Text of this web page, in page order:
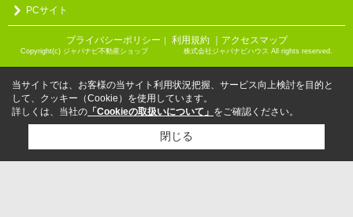
PCサイト
プライバシーポリシー ｜ 利用規約 ｜アクセスマップ
Copyright(c) ジャパナビ不動産ショップ 株式会社ジャパナビハウス All rights reserved.
当サイトでは、お客様の当サイト利用状況把握、サービス向上検討を目的と
して、クッキー（Cookie）を使用しています。
詳しくは、当社の 「Cookieの取扱いについて」 をご確認ください。
閉じる